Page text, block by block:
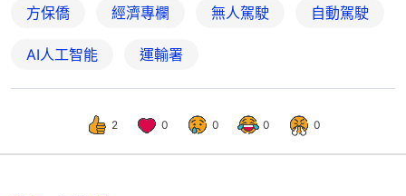
方保僑 經濟專欄 無人駕駛 自動駕駛
AI人工智能 運輸署
2 0 0 0 0